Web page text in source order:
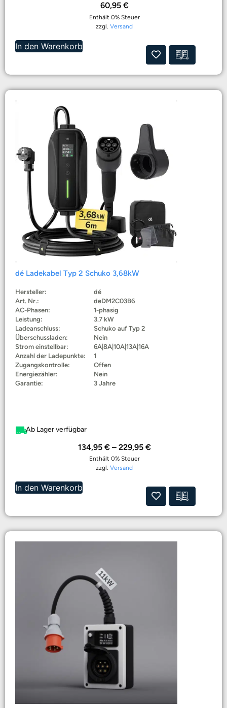
60,95 €
Enthält 0% Steuer
zzgl. Versand
In den Warenkorb
dé Ladekabel Typ 2 Schuko 3,68kW
Hersteller:
dé
Art. Nr.:
deDM2C03B6
AC-Phasen:
1-phasig
Leistung:
3.7 kW
Ladeanschluss:
Schuko auf Typ 2
Überschussladen:
Nein
Strom einstellbar:
6A|8A|10A|13A|16A
Anzahl der Ladepunkte:
1
Zugangskontrolle:
Offen
Energiezähler:
Nein
Garantie:
3 Jahre
Ab Lager verfügbar
134,95 € – 229,95 €
Enthält 0% Steuer
zzgl. Versand
In den Warenkorb